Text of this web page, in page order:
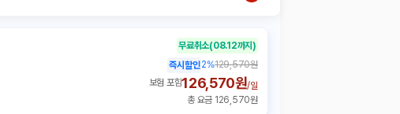
무료취소(08.12까지)
즉시할인2%129,570원
보험 포함126,570원/일
총 요금 126,570원